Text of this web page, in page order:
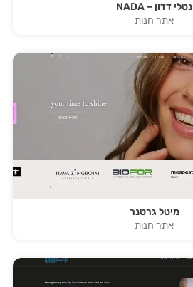
נטלי דדון – NADA
אתר חנות
מיטל גרטנר
אתר חנות